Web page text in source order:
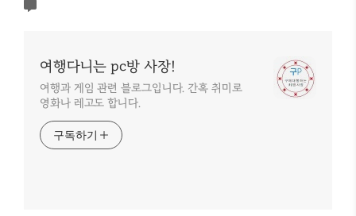
여행다니는 pc방 사장!
여행과 게임 관련 블로그입니다. 간혹 취미로
영화나 레고도 합니다.
구독하기